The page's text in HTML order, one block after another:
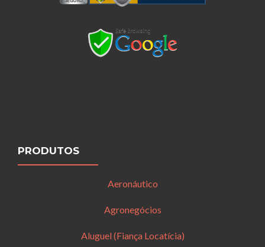
PRODUTOS
Aeronáutico
Agronegócios
Aluguel (Fiança Locatícia)